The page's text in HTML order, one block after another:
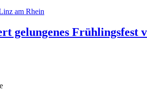
am Rhein
gelungenes Frühlingsfest